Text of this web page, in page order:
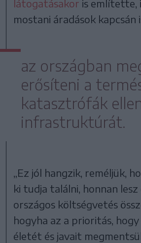
látogatásakor is említette,
mostani áradások kapcsán
az országban
erősíteni a
katasztrófák
infrastruktúrát.
„Ez jól hangzik, reméljük,
ki tudja találni, honnan
országos költségvetés
hogyha az a prioritás,
életét és javait